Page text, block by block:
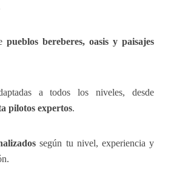
pueblos bereberes, oasis y paisajes
a todos los niveles, desde
pilotos expertos.
según tu nivel, experiencia y